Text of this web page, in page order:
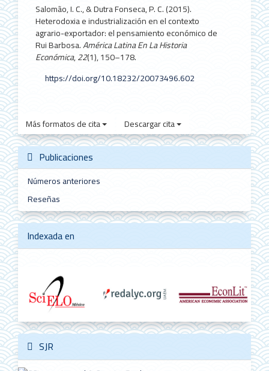
Salomão, I. C., & Dutra Fonseca, P. C. (2015).
Heterodoxia e industrialización en el contexto
agrario-exportador: el pensamiento económico de
Rui Barbosa.América Latina En La Historia
Económica,22(1), 150–178.
https://doi.org/10.18232/20073496.602
Más formatos de cita Descargar cita
Publicaciones
Números anteriores
Reseñas
Indexada en
SJR